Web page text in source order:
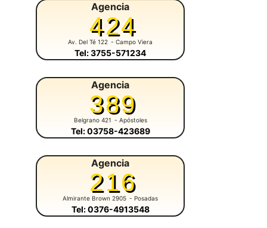
Agencia
424
Av. Del Té 122 - Campo Viera
Tel: 3755-571234
Agencia
389
Belgrano 421 - Apóstoles
Tel: 03758-423689
Agencia
216
Almirante Brown 2905 - Posadas
Tel: 0376-4913548